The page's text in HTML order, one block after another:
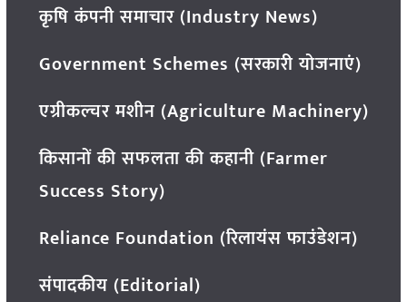
कृषि कंपनी समाचार (Industry News)
Government Schemes (सरकारी योजनाएं)
एग्रीकल्चर मशीन (Agriculture Machinery)
किसानों की सफलता की कहानी (Farmer
Success Story)
Reliance Foundation (रिलायंस फाउंडेशन)
संपादकीय (Editorial)